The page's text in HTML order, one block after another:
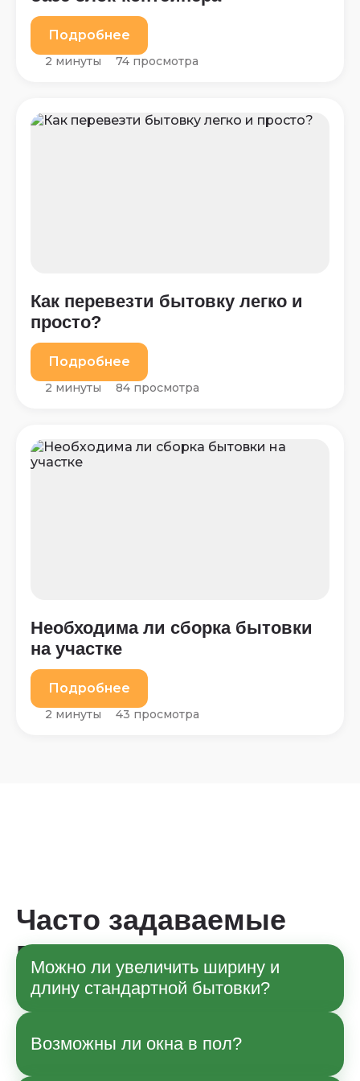
Подробнее
2 минуты 74 просмотра
Как перевезти бытовку легко и
просто?
Подробнее
2 минуты 84 просмотра
Необходима ли сборка бытовки
на участке
Подробнее
2 минуты 43 просмотра
Часто задаваемые
вопросы
Можно ли увеличить ширину и
длину стандартной бытовки?
Да, по согласованию с менеджером
возможны изменения габаритов в рамках
Возможны ли окна в пол?